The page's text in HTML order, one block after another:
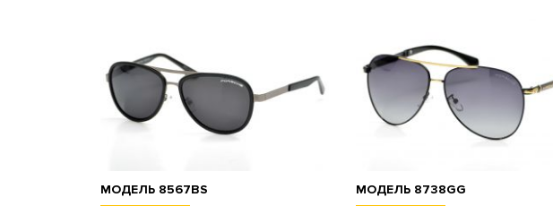
МОДЕЛЬ 8567BS МОДЕЛЬ 8738GG